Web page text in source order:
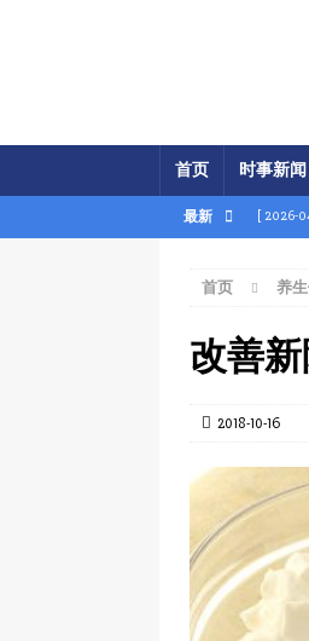
首页 时事新闻
最新 [ 2026-
[ 2026-
[ 2026-
[ 2026-
[ 2026-
[ 2026-
[ 2026-
首页 养
改善
2018-10-16